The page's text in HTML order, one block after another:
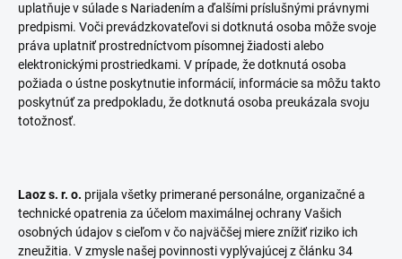
uplatňuje v súlade s Nariadením a ďalšími príslušnými právnymi
predpismi. Voči prevádzkovateľovi si dotknutá osoba môže svoje
práva uplatniť prostredníctvom písomnej žiadosti alebo
elektronickými prostriedkami. V prípade, že dotknutá osoba
požiada o ústne poskytnutie informácií, informácie sa môžu takto
poskytnúť za predpokladu, že dotknutá osoba preukázala svoju
totožnosť.
Laoz s. r. o. prijala všetky primerané personálne, organizačné a
technické opatrenia za účelom maximálnej ochrany Vašich
osobných údajov s cieľom v čo najväčšej miere znížiť riziko ich
zneužitia. V zmysle našej povinnosti vyplývajúcej z článku 34